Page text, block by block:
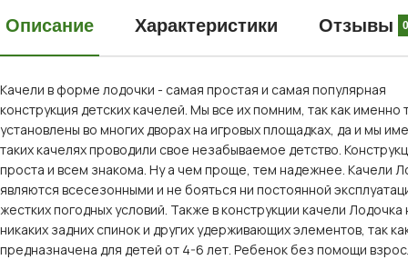
Описание Характеристики Отзывы 0
Качели в форме лодочки - самая простая и самая популярная
конструкция детских качелей. Мы все их помним, так как именно
установлены во многих дворах на игровых площадках, да и мы
таких качелях проводили свое незабываемое детство.
проста и всем знакома. Ну а чем проще, тем надежнее. Качели
являются всесезонными и не бояться ни постоянной
жестких погодных условий. Также в конструкции качели Лодочка
никаких задних спинок и других удерживающих элементов, так
предназначена для детей от 4-6 лет. Ребенок без помощи